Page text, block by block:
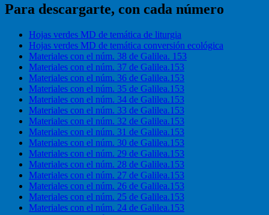
Para descargarte, con cada número
Hojas verdes MD de temática de liturgia
Hojas verdes MD de temática conversión ecológica
Materiales con el núm. 38 de Galilea. 153
Materiales con el núm. 37 de Galilea.153
Materiales con el núm. 36 de Galilea.153
Materiales con el núm. 35 de Galilea.153
Materiales con el núm. 34 de Galilea.153
Materiales con el núm. 33 de Galilea.153
Materiales con el núm. 32 de Galilea.153
Materiales con el núm. 31 de Galilea.153
Materiales con el núm. 30 de Galilea.153
Materiales con el núm. 29 de Galilea.153
Materiales con el núm. 28 de Galilea.153
Materiales con el núm. 27 de Galilea.153
Materiales con el núm. 26 de Galilea.153
Materiales con el núm. 25 de Galilea.153
Materiales con el núm. 24 de Galilea.153